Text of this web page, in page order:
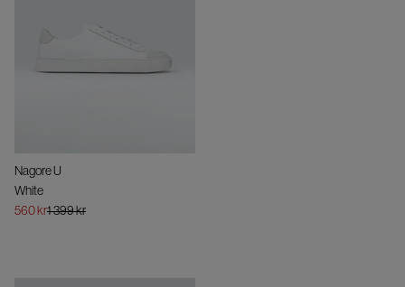
Nagore U
White
560 kr1 399 kr